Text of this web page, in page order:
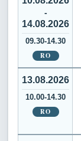
-
14.08.2026
09.30-14.30
RO
13.08.2026
10.00-14.30
RO